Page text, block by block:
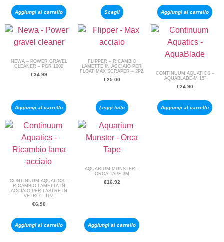
Aggiungi al carrello Scegli Aggiungi al carrello
NEWA – POWER GRAVEL
CLEANER – PGR 1000
€34.99
Aggiungi al carrello
FLIPPER – RICAMBIO
LAMETTE IN ACCIAIO PER
FLOAT MAX SCRAPER – 2PZ
€25.00
Leggi tutto
CONTINUUM AQUATICS –
AQUABLADE-M 15″
€24.90
Aggiungi al carrello
CONTINUUM AQUATICS –
RICAMBIO LAMETTA IN
ACCIAIO PER LASTRE IN
VETRO – 1PZ
€6.90
Aggiungi al carrello
AQUARIUM MUNSTER –
ORCA TAPE 3M
€16.92
Aggiungi al carrello